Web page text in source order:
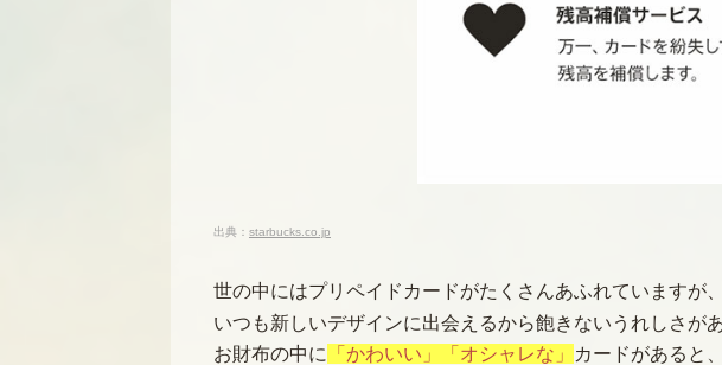
出典： starbucks.co.jp
世の中にはプリペイドカードがたくさんあふれていますが
いつも新しいデザインに出会えるから飽きないうれしさがあ
お財布の中に
「かわいい」「オシャレな」 カードがあると